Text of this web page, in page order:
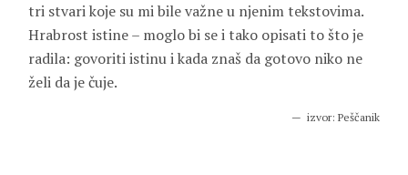
tri stvari koje su mi bile važne u njenim tekstovima.
Hrabrost istine – moglo bi se i tako opisati to što je
radila: govoriti istinu i kada znaš da gotovo niko ne
želi da je čuje.
izvor: Peščanik